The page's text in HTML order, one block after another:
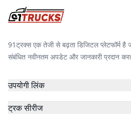
91ट्रक्स एक तेजी से बढ़ता डिजिटल प्लेटफॉर्म है
संबंधित नवीनतम अपडेट और जानकारी प्रदान
उपयोगी लिंक
ट्रक सीरीज